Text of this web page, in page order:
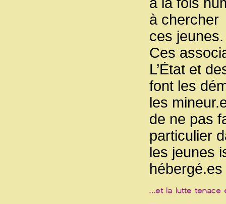
à chercher
ces
Ces
L’État et
font les
les
de ne pas
particulier
les jeunes